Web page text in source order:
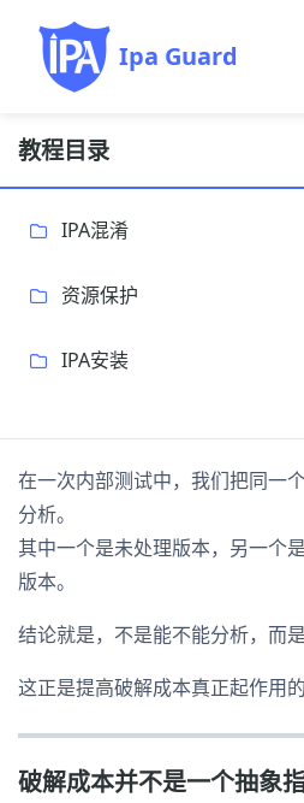
Ipa Guard
教程目录
IPA混淆
资源保护
IPA安装
在一次内部测试中，我们把同一
分析。
其中一个是未处理版本，另一个
版本。
结论就是，不是能不能分析，而是
这正是提高破解成本真正起作用的
破解成本并不是一个抽象